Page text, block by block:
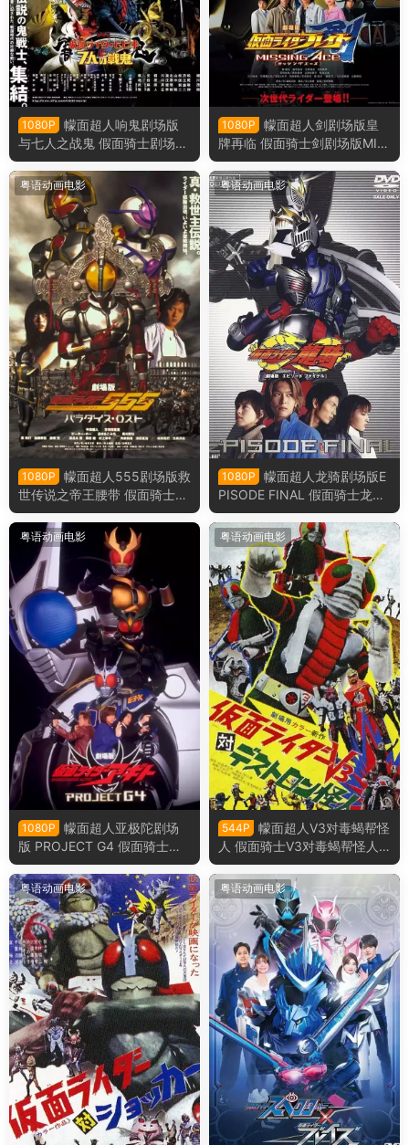
1080P
幪面超人响鬼剧场版
与七人之战鬼 假面骑士剧场版
响鬼与七战鬼粤语版
1080P
幪面超人剑剧场版皇
牌再临 假面骑士剑剧场版MIS
SING ACE粤语版
粤语动画电影
1080P
幪面超人555剧场版救
世传说之帝王腰带 假面骑士5
55剧场版消失的天堂粤语版
粤语动画电影
1080P
幪面超人龙骑剧场版E
PISODE FINAL 假面骑士龙骑
剧场版EPISODE FINAL粤语版
粤语动画电影
1080P
幪面超人亚极陀剧场
版 PROJECT G4 假面骑士亚
极陀剧场版G4计划粤语版
粤语动画电影
544P
幪面超人V3对毒蝎帮怪
人 假面骑士V3对毒蝎帮怪人
粤语版
粤语动画电影 粤语动画电影